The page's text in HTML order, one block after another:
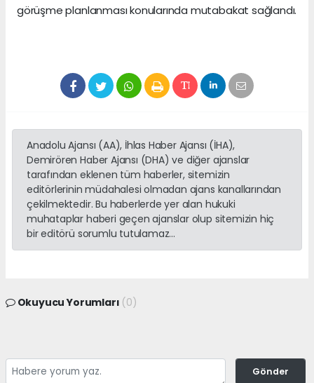
görüşme planlanması konularında mutabakat sağlandı.
Anadolu Ajansı (AA), İhlas Haber Ajansı (İHA),
Demirören Haber Ajansı (DHA) ve diğer ajanslar
tarafından eklenen tüm haberler, sitemizin
editörlerinin müdahalesi olmadan ajans kanallarından
çekilmektedir. Bu haberlerde yer alan hukuki
muhataplar haberi geçen ajanslar olup sitemizin hiç
bir editörü sorumlu tutulamaz...
Okuyucu Yorumları (0)
Gönder